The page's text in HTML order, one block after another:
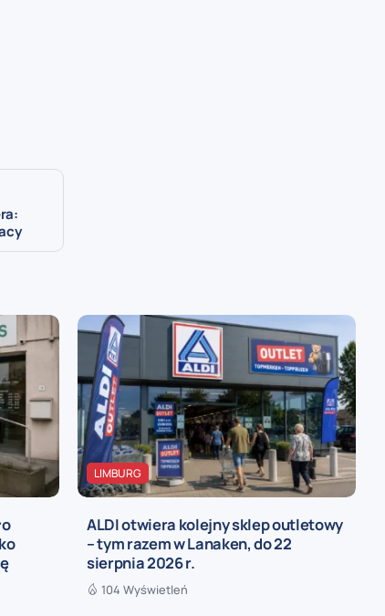
LIMBURG
ALDI otwiera kolejny sklep outletowy
– tym razem w Lanaken, do 22
sierpnia 2026 r.
104 Wyświetleń